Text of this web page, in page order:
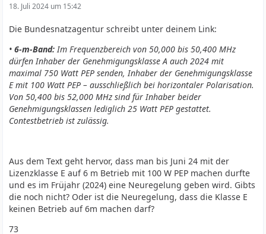
18. Juli 2024 um 15:42
Die Bundesnatzagentur schreibt unter deinem Link:
•6-m-Band:Im Frequenzbereich von 50,000 bis 50,400 MHz
dürfen Inhaber der Genehmigungs­klasse A auch 2024 mit
maximal 750 Watt PEP senden, Inhaber der Genehmigungsklasse
E mit 100 Watt PEP – ausschließlich bei horizontaler Polarisation.
Von 50,400 bis 52,000 MHz sind für Inhaber beider
Genehmigungsklassen lediglich 25 Watt PEP gestattet.
Contestbetrieb ist zulässig.
Aus dem Text geht hervor, dass man bis Juni 24 mit der
Lizenzklasse E auf 6 m Betrieb mit 100 W PEP machen durfte
und es im Früjahr (2024) eine Neuregelung geben wird. Gibts
die noch nicht? Oder ist die Neuregelung, dass die Klasse E
keinen Betrieb auf 6m machen darf?
73